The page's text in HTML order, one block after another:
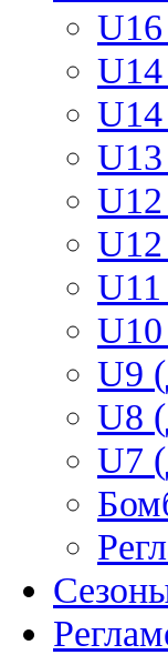
U16
U13
U11
U10
U9
U8
U7